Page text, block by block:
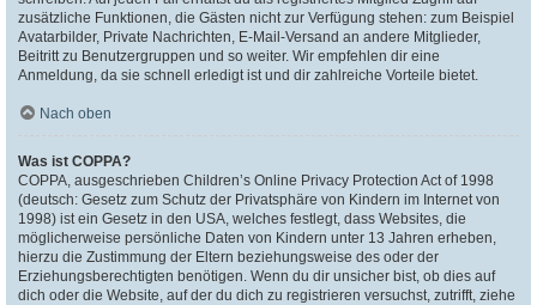
zusätzliche Funktionen, die Gästen nicht zur Verfügung stehen: zum Beispiel
Avatarbilder, Private Nachrichten, E-Mail-Versand an andere Mitglieder,
Beitritt zu Benutzergruppen und so weiter. Wir empfehlen dir eine
Anmeldung, da sie schnell erledigt ist und dir zahlreiche Vorteile bietet.
Nach oben
Was ist COPPA?
COPPA, ausgeschrieben Children’s Online Privacy Protection Act of 1998
(deutsch: Gesetz zum Schutz der Privatsphäre von Kindern im Internet von
1998) ist ein Gesetz in den USA, welches festlegt, dass Websites, die
möglicherweise persönliche Daten von Kindern unter 13 Jahren erheben,
hierzu die Zustimmung der Eltern beziehungsweise des oder der
Erziehungsberechtigten benötigen. Wenn du dir unsicher bist, ob dies auf
dich oder die Website, auf der du dich zu registrieren versuchst, zutrifft, ziehe